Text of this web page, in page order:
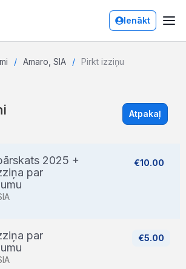
Ienākt
Amaro, SIA Pirkt izziņu
Atpakaļ
€10.00
2025 +
par
€5.00
par